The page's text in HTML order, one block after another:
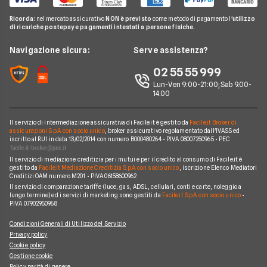
Pay TV
Noleggio Lungo Termine
News
Chi siamo
Perché scegliere Facile.it
Mappa del sito
Offerte Internet Illimitato
Linkem
Tiscali
Wind Tre
Aruba
Eolo
Operatori Internet Casa
Guide Internet Casa
Argomenti in evidenza internet casa
Notizie internet casa
Domande frequenti internet casa
Ricorda: nel mercato assicurativo NON è previsto come metodo di pagamento l'utilizzo
di ricariche postepay e pagamenti intestati a persone fisiche.
Navigazione sicura: Serve assistenza?
02 55 55 999
Lun-Ven 9:00-21:00; Sab 9.00-
14.00
Il servizio di intermediazione assicurativa di Facile.it è gestito da Facile.it Broker di
assicurazioni S.p.A. con socio unico, broker assicurativo regolamentato dall'IVASS ed
iscritto al RUI in data 13/02/2014 con numero B000480264 • P.IVA 08007250965 • PEC
Il servizio di mediazione creditizia per i mutui e per il credito al consumo di Facile.it è
gestito da Facile.it Mediazione Creditizia S.p.A. con socio unico , iscrizione Elenco Mediatori
Creditizi OAM numero M201 • P.IVA 06158600962
Il servizio di comparazione tariffe (luce, gas, ADSL, cellulari, conti e carte, noleggio a
lungo termine) ed i servizi di marketing sono gestiti da Facile.it S.p.A. con socio unico•
P.IVA 07902950968
Condizioni Generali di Utilizzo del Servizio
Privacy policy
Cookie policy
Gestione cookie